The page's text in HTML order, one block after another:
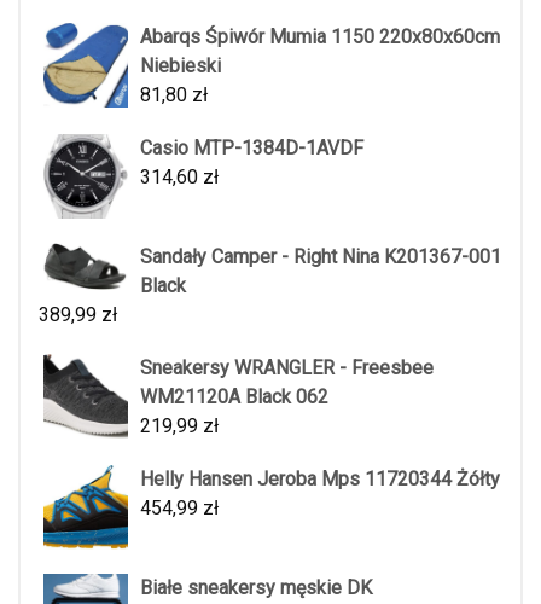
Abarqs Śpiwór Mumia 1150 220x80x60cm
Niebieski
81,80 zł
Casio MTP-1384D-1AVDF
314,60 zł
Sandały Camper - Right Nina K201367-001
Black
389,99 zł
Sneakersy WRANGLER - Freesbee
WM21120A Black 062
219,99 zł
Helly Hansen Jeroba Mps 11720344 Żółty
454,99 zł
Białe sneakersy męskie DK